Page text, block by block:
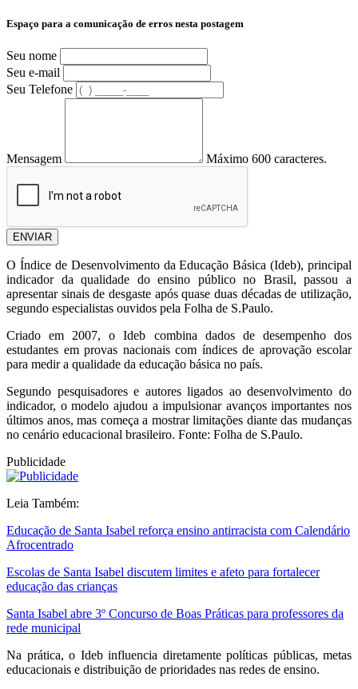
Espaço para a comunicação de erros nesta postagem
Seu nome
Seu e-mail
Seu Telefone
Mensagem Máximo 600 caracteres.
ENVIAR
O Índice de Desenvolvimento da Educação Básica (Ideb), principal
indicador da qualidade do ensino público no Brasil, passou a
apresentar sinais de desgaste após quase duas décadas de utilização,
segundo especialistas ouvidos pela Folha de S.Paulo.
Criado em 2007, o Ideb combina dados de desempenho dos
estudantes em provas nacionais com índices de aprovação escolar
para medir a qualidade da educação básica no país.
Segundo pesquisadores e autores ligados ao desenvolvimento do
indicador, o modelo ajudou a impulsionar avanços importantes nos
últimos anos, mas começa a mostrar limitações diante das mudanças
no cenário educacional brasileiro. Fonte: Folha de S.Paulo.
Publicidade
Leia Também:
Educação de Santa Isabel reforça ensino antirracista com Calendário
Afrocentrado
Escolas de Santa Isabel discutem limites e afeto para fortalecer
educação das crianças
Santa Isabel abre 3º Concurso de Boas Práticas para professores da
rede municipal
Na prática, o Ideb influencia diretamente políticas públicas, metas
educacionais e distribuição de prioridades nas redes de ensino.